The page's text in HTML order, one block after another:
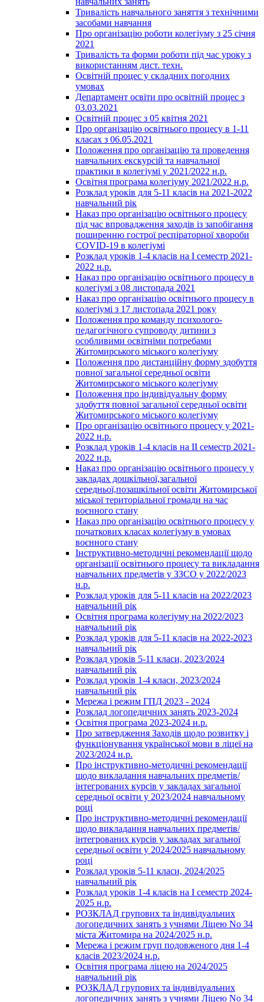
Тривалість навчального заняття з технічними
засобами навчання
Про організацію роботи колегіуму з 25 січня
2021
Тривалість та форми роботи під час уроку з
використанням дист. техн.
Освітній процес у складних погодних
умовах
Департамент освіти про освітній процес з
03.03.2021
Освітній процес з 05 квітня 2021
Про організацію освітнього процесу в 1-11
класах з 06.05.2021
Положення про організацію та проведення
навчальних екскурсій та навчальної
практики в колегіумі у 2021/2022 н.р.
Освітня програма колегіуму 2021/2022 н.р.
Розклад уроків для 5-11 класів на 2021-2022
навчальний рік
Наказ про організацію освітнього процесу
під час впровадження заходів із запобігання
поширенню гострої респіраторної хвороби
COVID-19 в колегіумі
Розклад уроків 1-4 класів на І семестр 2021-
2022 н.р.
Наказ про організацію освітнього процесу в
колегіумі з 08 листопада 2021
Наказ про організацію освітнього процесу в
колегіумі з 17 листопада 2021 року
Положення про команду психолого-
педагогічного супроводу дитини з
особливими освітніми потребами
Житомирського міського колегіуму
Положення про дистанційну форму здобуття
повної загальної середньої освіти
Житомирського міського колегіуму
Положення про індивідуальну форму
здобуття повної загальної середньої освіти
Житомирського міського колегіуму
Про організацію освітнього процесу у 2021-
2022 н.р.
Розклад уроків 1-4 класів на ІІ семестр 2021-
2022 н.р.
Наказ про організацію освітнього процесу у
закладах дошкільної,загальної
середньої,позашкільної освіти Житомирської
міської територіальної громади на час
воєнного стану
Наказ про організацію освітнього процесу у
початкових класах колегіуму в умовах
воєнного стану
Інструктивно-методичні рекомендації щодо
організації освітнього процесу та викладання
навчальних предметів у ЗЗСО у 2022/2023
н.р.
Розклад уроків для 5-11 класів на 2022/2023
навчальний рік
Освітня програма колегіуму на 2022/2023
навчальний рік
Розклад уроків для 5-11 класів на 2022-2023
навчальний рік
Розклад уроків 5-11 класи, 2023/2024
навчальний рік
Розклад уроків 1-4 класи, 2023/2024
навчальний рік
Мережа і режим ГПД 2023 - 2024
Розклад логопедичних занять 2023-2024
Освітня програма 2023-2024 н.р.
Про затвердження Заходів щодо розвитку і
функціонування української мови в ліцеї на
2023/2024 н.р.
Про інструктивно-методичні рекомендації
щодо викладання навчальних предметів/
інтегрованих курсів у закладах загальної
середньої освіти у 2023/2024 навчальному
році
Про інструктивно-методичні рекомендації
щодо викладання навчальних предметів/
інтегрованих курсів у закладах загальної
середньої освіти у 2024/2025 навчальному
році
Розклад уроків 5-11 класи, 2024/2025
навчальний рік
Розклад уроків 1-4 класів на І семестр 2024-
2025 н.р.
РОЗКЛАД групових та індивідуальних
логопедичних занять з учнями Ліцею No 34
міста Житомира на 2024/2025 н.р.
Мережа і режим груп подовженого дня 1-4
класів 2023/2024 н.р.
Освітня програма ліцею на 2024/2025
навчальний рік
РОЗКЛАД групових та індивідуальних
логопедичних занять з учнями Ліцею No 34